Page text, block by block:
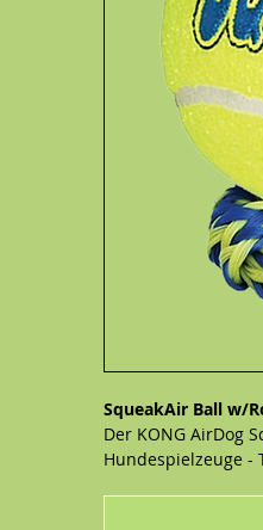
SqueakAir Ball w/
Der KONG AirDog
Hundespielzeuge -
die Zähne des